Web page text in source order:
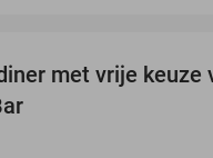
met vrije keuze